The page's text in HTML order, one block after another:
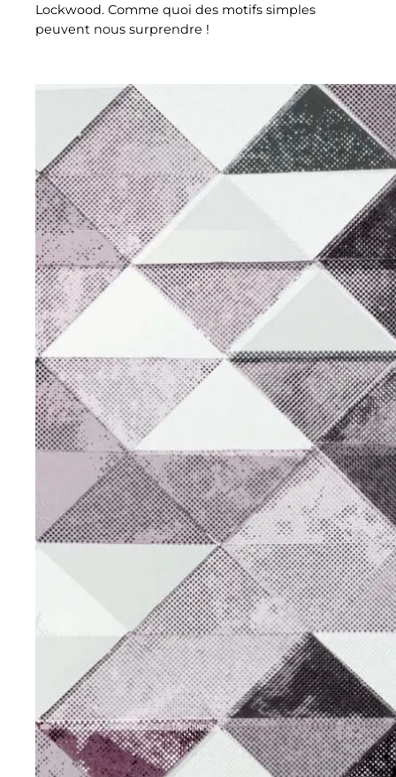
Lockwood. Comme quoi des motifs simples
peuvent nous surprendre !